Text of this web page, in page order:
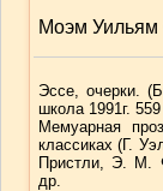
Моэм Уильям
Эссе, очерки.
школа 1991г.
Мемуарная
классиках (Г.
Пристли, Э. М.
др.